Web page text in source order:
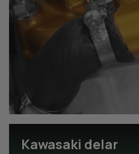
Kawasaki delar